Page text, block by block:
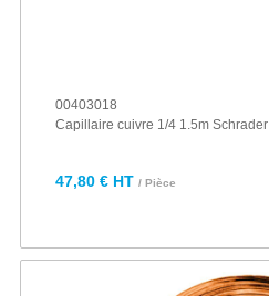
00403018
Capillaire cuivre 1/4 1.5m Schrader
47,80 € HT / Pièce